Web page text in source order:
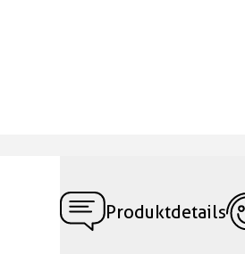
Produktdetails